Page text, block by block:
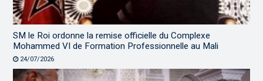
SM le Roi ordonne la remise officielle du Complexe
Mohammed VI de Formation Professionnelle au Mali
24/07/2026